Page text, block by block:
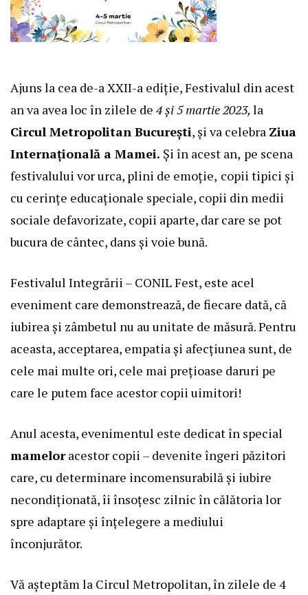
Ajuns la cea de-a XXII-a ediție, Festivalul din acest
an va avea loc în zilele de4 și 5 martie 2023, la
Circul Metropolitan București, și va celebra Ziua
Internațională a Mamei. Și în acest an, pe scena
festivalului vor urca, plini de emoție, copii tipici și
cu cerințe educaționale speciale, copii din medii
sociale defavorizate, copii aparte, dar care se pot
bucura de cântec, dans și voie bună.
Festivalul Integrării – CONIL Fest, este acel
eveniment care demonstrează, de fiecare dată, că
iubirea și zâmbetul nu au unitate de măsură. Pentru
aceasta, acceptarea, empatia și afecțiunea sunt, de
cele mai multe ori, cele mai prețioase daruri pe
care le putem face acestor copii uimitori!
Anul acesta, evenimentul este dedicat în special
mameloracestor copii – devenite îngeri păzitori
care, cu determinare incomensurabilă și iubire
necondiționată, îi însoțesc zilnic în călătoria lor
spre adaptare și înțelegere a mediului
înconjurător.
Vă așteptăm la Circul Metropolitan, în zilele de 4